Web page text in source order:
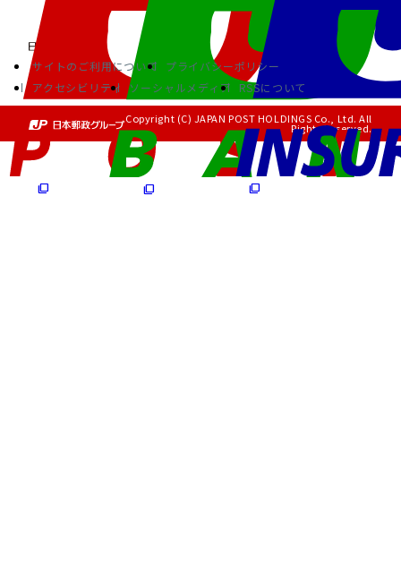
サイトのご利用について
プライバシーポリシー
アクセシビリティ
ソーシャルメディア RSSについて
Copyright (C) JAPAN POST HOLDINGS Co., Ltd. All
Rights Reserved.